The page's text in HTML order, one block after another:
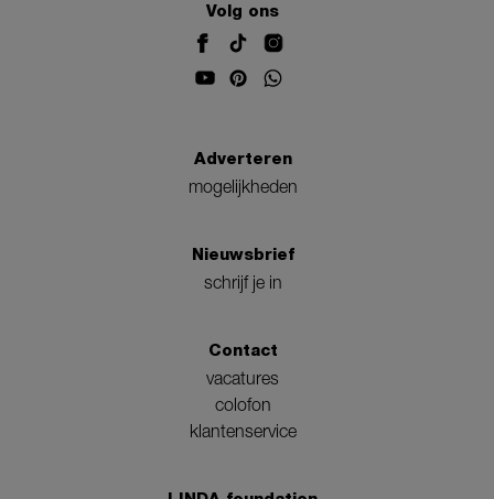
Volg ons
Adverteren
mogelijkheden
Nieuwsbrief
schrijf je in
Contact
vacatures
colofon
klantenservice